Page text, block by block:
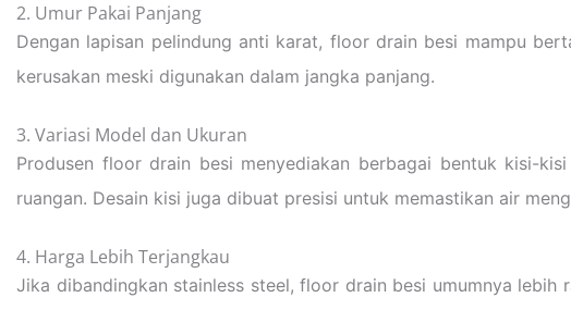
2. Umur Pakai Panjang
Dengan lapisan pelindung anti karat, floor drain besi mampu
kerusakan meski digunakan dalam jangka panjang.
3. Variasi Model dan Ukuran
Produsen floor drain besi menyediakan berbagai bentuk kisi-
ruangan. Desain kisi juga dibuat presisi untuk memastikan air
4. Harga Lebih Terjangkau
Jika dibandingkan stainless steel, floor drain besi umumnya